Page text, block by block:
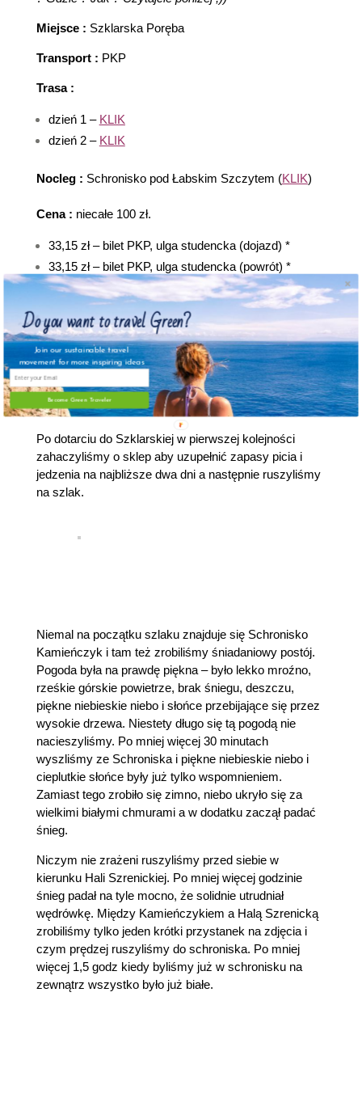
Miejsce : Szklarska Poręba
Transport : PKP
Trasa :
dzień 1 – KLIK
dzień 2 – KLIK
Nocleg : Schronisko pod Łabskim Szczytem (KLIK)
Cena : niecałe 100 zł.
33,15 zł – bilet PKP, ulga studencka (dojazd) *
33,15 zł – bilet PKP, ulga studencka (powrót) *
33 zł – nocleg w schronisku PTTK
Opis :
Na wyprawę wybraliśmy się w połowie listopada.
Śniegu jeszcze w górach nie było, pogada jak na
późną jesień miała być całkiem niezła – krótko mówiąc
idealne warunki na górską wędrówkę.
Po dotarciu do Szklarskiej w pierwszej kolejności
zahaczyliśmy o sklep aby uzupełnić zapasy picia i
jedzenia na najbliższe dwa dni a następnie ruszyliśmy
na szlak.
Niemal na początku szlaku znajduje się Schronisko
Kamieńczyk i tam też zrobiliśmy śniadaniowy postój.
Pogoda była na prawdę piękna – było lekko mroźno,
rześkie górskie powietrze, brak śniegu, deszczu,
piękne niebieskie niebo i słońce przebijające się przez
wysokie drzewa. Niestety długo się tą pogodą nie
nacieszyliśmy. Po mniej więcej 30 minutach
wyszliśmy ze Schroniska i piękne niebieskie niebo i
cieplutkie słońce były już tylko wspomnieniem.
Zamiast tego zrobiło się zimno, niebo ukryło się za
wielkimi białymi chmurami a w dodatku zaczął padać
śnieg.
Niczym nie zrażeni ruszyliśmy przed siebie w
kierunku Hali Szrenickiej. Po mniej więcej godzinie
śnieg padał na tyle mocno, że solidnie utrudniał
wędrówkę. Między Kamieńczykiem a Halą Szrenicką
zrobiliśmy tylko jeden krótki przystanek na zdjęcia i
czym prędzej ruszyliśmy do schroniska. Po mniej
więcej 1,5 godz kiedy byliśmy już w schronisku na
zewnątrz wszystko było już białe.
Do you want to travel Green?
Join our sustainable travel
movement for more inspiring ideas
Become Green Traveler